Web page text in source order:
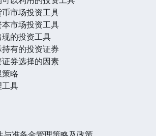
市场投资工具
市场投资工具
的投资工具
有的投资证券
券选择的因素
略
工具